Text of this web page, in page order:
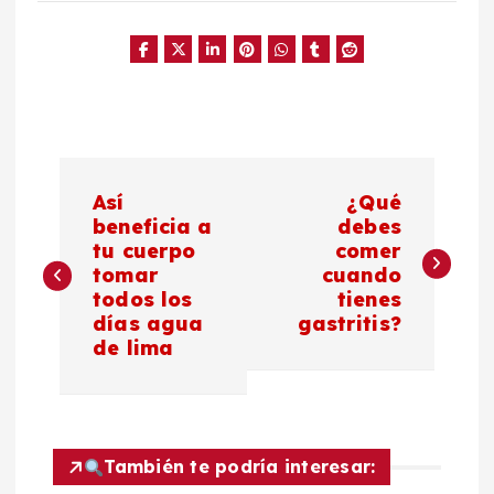
v
a
Así
beneficia a
tu cuerpo
tomar
todos los
días agua
de lima
¿Qué
debes
comer
cuando
tienes
gastritis?
También te podría interesar: